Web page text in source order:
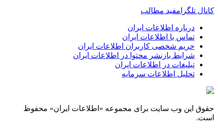
کانال تلگرامفید مطالب
درباره اطلاعات ایران
تماس با اطلاعات ایران
حریم شخصی کاربران اطلاعات ایران
شرایط بازنشر محتوا در اطلاعات ایران
تبلیغات در اطلاعات ایران
تحلیل اطلاعات سرمایه
حقوق این وب سایت برای مجموعه «اطلاعات‌ ایران» محفوظ
است.